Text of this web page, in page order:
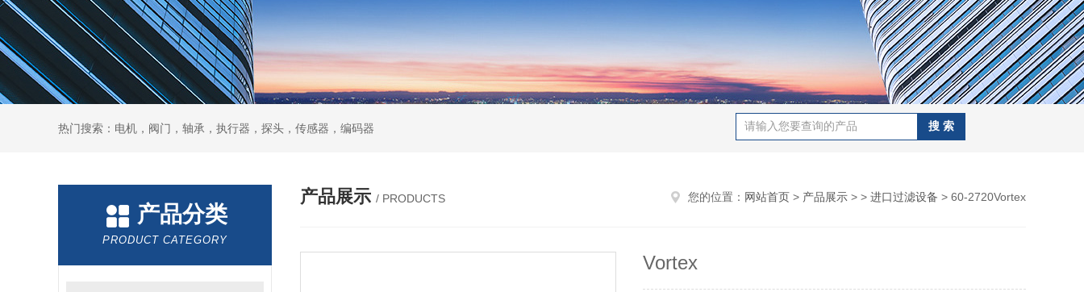
热门搜索：电机，阀门，轴承，执行器，探头，传感器，编码器
产品分类
PRODUCT CATEGORY
产品展示 / PRODUCTS 您的位置： 网站首页 > 产品展示 > > 进口过滤设备 > 60-2720Vortex
Vortex